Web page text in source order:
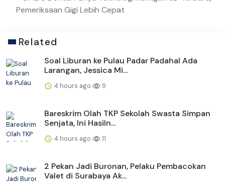
Pemeriksaan Gigi Lebih Cepat
Related
Soal Liburan ke Pulau Padar Padahal Ada
Larangan, Jessica Mi...
4 hours ago 9
Bareskrim Olah TKP Sekolah Swasta Simpan
Senjata, Ini Hasiln...
4 hours ago 11
2 Pekan Jadi Buronan, Pelaku Pembacokan
Valet di Surabaya Ak...